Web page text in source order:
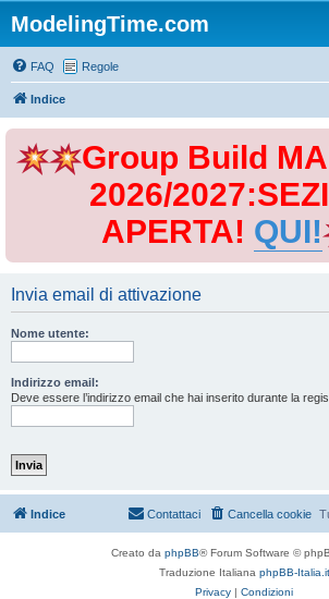
ModelingTime.com
FAQ Regole
Indice
Group Build
2026/
APERTA! QUI!
Invia email di attivazione
Nome utente:
Indirizzo email:
Deve essere l’indirizzo email che hai inserito durante la
Indice Cancella cookie
Contattaci
Creato da phpBB® Forum Software ©
Traduzione Italiana phpBB-Italia.it
Privacy | Condizioni